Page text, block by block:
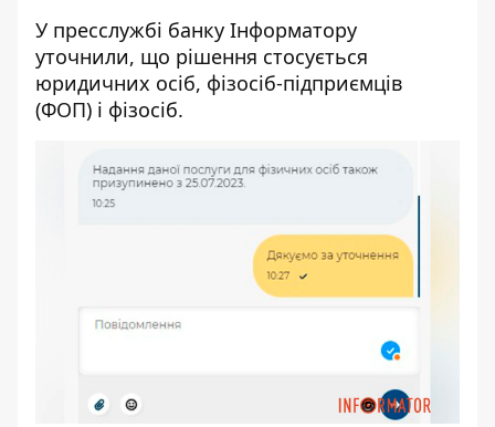
У пресслужбі банку Інформатору
уточнили, що рішення стосується
юридичних осіб, фізосіб-підприємців
(ФОП) і фізосіб.